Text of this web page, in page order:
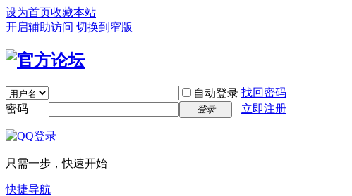
设为首页收藏本站
开启辅助访问 切换到窄版
自动登录 找回密码
密码
登录 立即注册
只需一步，快速开始
快捷导航